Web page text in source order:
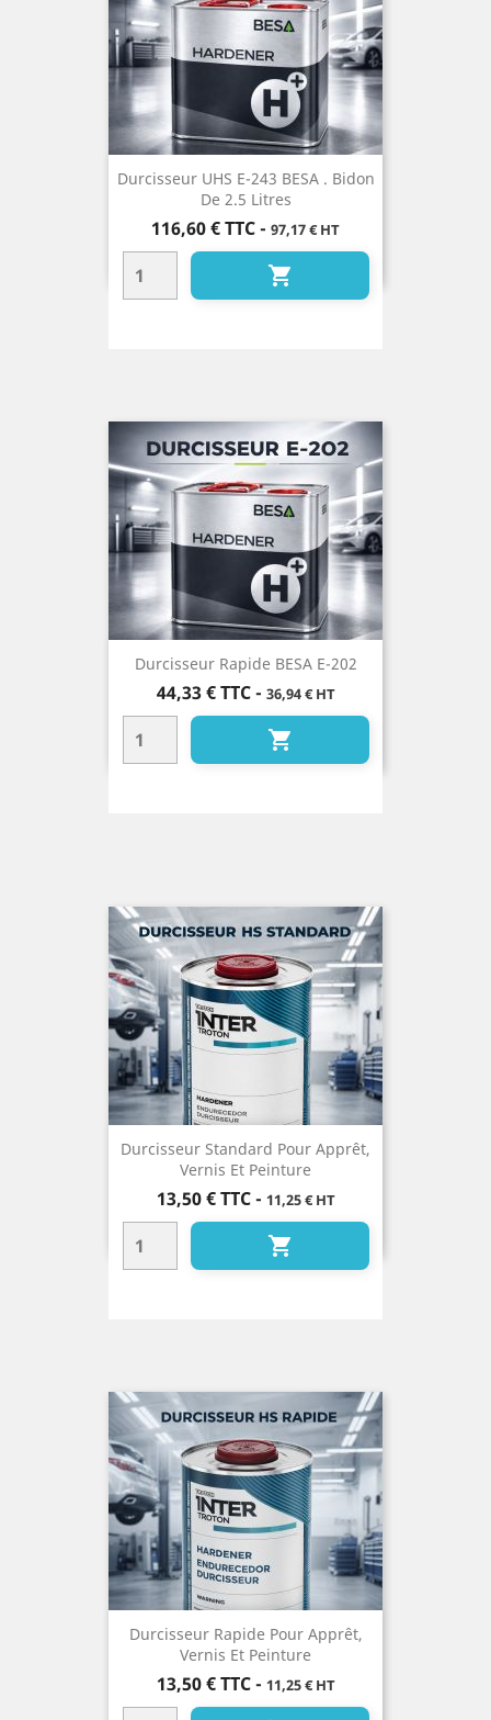
Durcisseur UHS E-243 BESA . Bidon
De 2.5 Litres
Prix
116,60 €TTC- 97,17 € HT

Durcisseur Rapide BESA E-202
Prix
44,33 € TTC- 36,94 € HT

Durcisseur Standard Pour Apprêt,
Vernis Et Peinture
Prix
13,50 € TTC- 11,25 € HT

Durcisseur Rapide Pour Apprêt,
Vernis Et Peinture
Prix
13,50 € TTC- 11,25 € HT